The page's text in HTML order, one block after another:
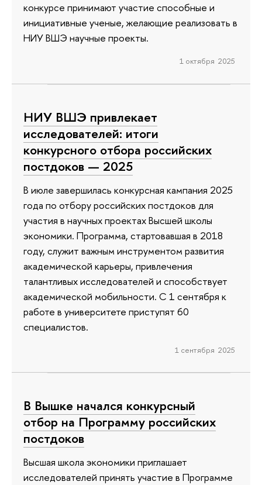
конкурсе принимают участие способные и
инициативные ученые, желающие реализовать в
НИУ ВШЭ научные проекты.
1 октября 2025
НИУ ВШЭ привлекает
исследователей: итоги
конкурсного отбора российских
постдоков — 2025
В июле завершилась конкурсная кампания 2025
года по отбору российских постдоков для
участия в научных проектах Высшей школы
экономики. Программа, стартовавшая в 2018
году, служит важным инструментом развития
академической карьеры, привлечения
талантливых исследователей и способствует
академической мобильности. С 1 сентября к
работе в университете приступят 60
специалистов.
1 сентября 2025
В Вышке начался конкурсный
отбор на Программу российских
постдоков
Высшая школа экономики приглашает
исследователей принять участие в Программе